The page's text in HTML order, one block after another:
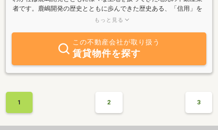
者です。鹿嶋開発の歴史とともに歩んできた歴史ある、「信用」を
重んじる不動産業者です。地元不動産の「売買」はもちろん仲介も
等は何でもご相談下さい。豊富な情報力でお客様への対応に対し親
切、丁寧、即実行を心がけております。特に旧大野村を含む鹿嶋地
区、旧波崎町を含む神栖地区エリアは歴史と伝統のある当社にご相
談下さい。
もっと見る
この不動産会社が取り扱う
賃貸物件を探す
1 2 3